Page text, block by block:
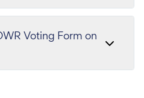
Voting Form on